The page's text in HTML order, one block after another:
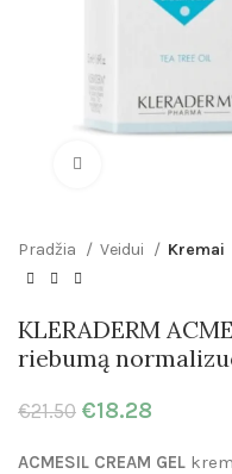
Pradžia Veidui Kremai
KLERADERM
riebumą
€21.50 €18.28
ACMESIL CREAM GEL